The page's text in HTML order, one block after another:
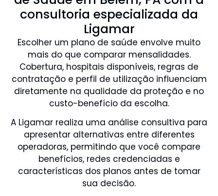
consultoria especializada da
Ligamar
Escolher um plano de saúde envolve muito
mais do que comparar mensalidades.
Cobertura, hospitais disponíveis, regras de
contratação e perfil de utilização influenciam
diretamente na qualidade da proteção e no
custo-benefício da escolha.
A Ligamar realiza uma análise consultiva para
apresentar alternativas entre diferentes
operadoras, permitindo que você compare
benefícios, redes credenciadas e
características dos planos antes de tomar
sua decisão.